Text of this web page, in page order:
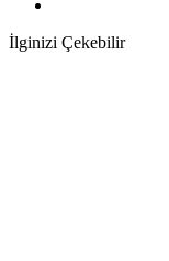
İlginizi Çekebilir